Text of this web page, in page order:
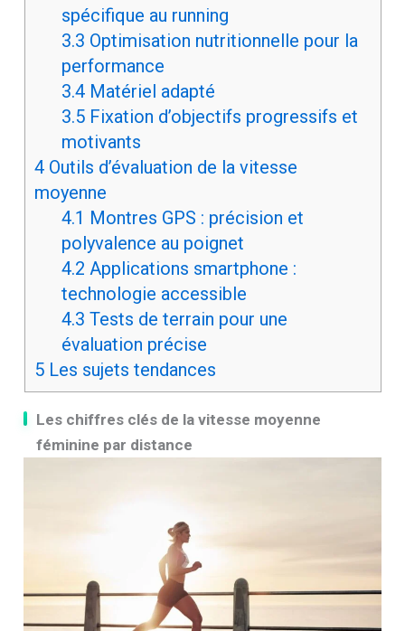
spécifique au running
3.3 Optimisation nutritionnelle pour la
performance
3.4Matériel adapté
3.5Fixation d’objectifs progressifs et
motivants
4Outils d’évaluation de la vitesse
moyenne
4.1 Montres GPS : précision et
polyvalence au poignet
4.2 Applications smartphone :
technologie accessible
4.3 Tests de terrain pour une
évaluation précise
5Les sujets tendances
Les chiffres clés de la vitesse moyenne
féminine par distance